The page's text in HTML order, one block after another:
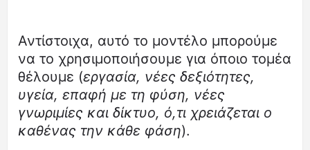
Αντίστοιχα, αυτό το μοντέλο μπορούμε
να το χρησιμοποιήσουμε για όποιο τομέα
θέλουμε (εργασία, νέες δεξιότητες,
υγεία, επαφή με τη φύση, νέες
γνωριμίες και δίκτυο, ό,τι χρειάζεται ο
καθένας την κάθε φάση).